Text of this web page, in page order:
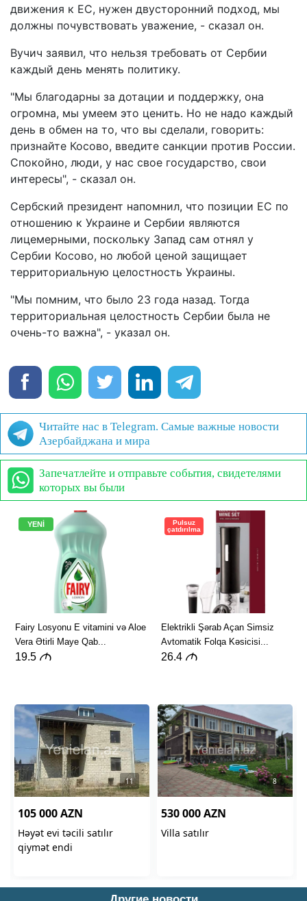
движения к ЕС, нужен двусторонний подход, мы
должны почувствовать уважение, - сказал он.
Вучич заявил, что нельзя требовать от Сербии
каждый день менять политику.
"Мы благодарны за дотации и поддержку, она
огромна, мы умеем это ценить. Но не надо каждый
день в обмен на то, что вы сделали, говорить:
признайте Косово, введите санкции против России.
Спокойно, люди, у нас свое государство, свои
интересы", - сказал он.
Сербский президент напомнил, что позиции ЕС по
отношению к Украине и Сербии являются
лицемерными, поскольку Запад сам отнял у
Сербии Косово, но любой ценой защищает
территориальную целостность Украины.
"Мы помним, что было 23 года назад. Тогда
территориальная целостность Сербии была не
очень-то важна", - указал он.
Читайте нас в Telegram. Самые важные новости
Азербайджана и мира
Запечатлейте и отправьте события, свидетелями
которых вы были